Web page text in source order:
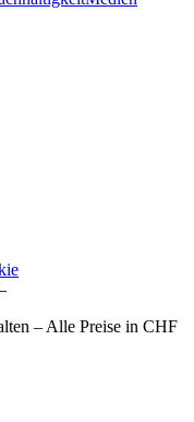
– Alle Preise in CHF